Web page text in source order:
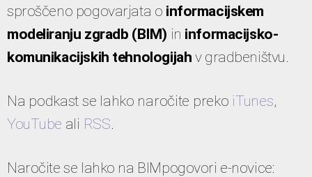
sproščeno pogovarjata o informacijskem
modeliranju zgradb (BIM) in informacijsko-
komunikacijskih tehnologijah v gradbeništvu.
Na podkast se lahko naročite preko iTunes,
YouTube ali RSS.
Naročite se lahko na BIMpogovori e-novice: